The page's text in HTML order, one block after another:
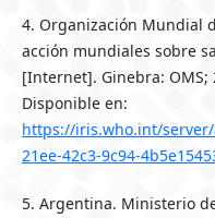
4. Organización Mundial
acción mundiales sobre
[Internet]. Ginebra: OMS;
Disponible en:
https://iris.who.int/
21ee-42c3-9c94-
5. Argentina. Ministerio